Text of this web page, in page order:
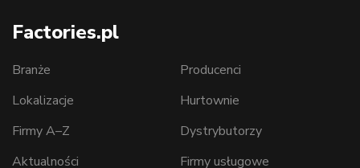
Factories.pl
Branże
Lokalizacje
Firmy A–Z
Aktualności
Producenci
Hurtownie
Dystrybutorzy
Firmy usługowe